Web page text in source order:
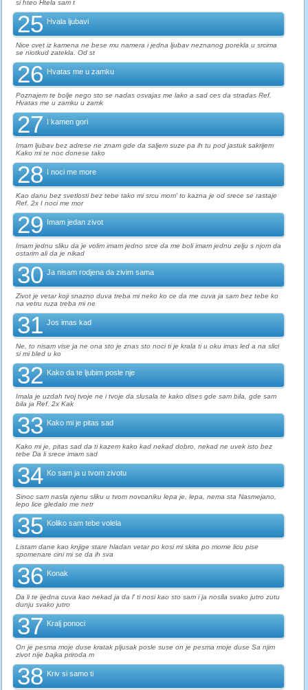
si hteo Htela sam t
25 Hvala ljubavi
Nice cvet iz kamena ne bese mu namera i jedna ljubav neznanog porekla u srcima
se niotkud zatekla. Od st
26 Hvatas me u zamku
Poznajem te bolje nego sto se nadas osvajas me lako a sad ces da stradas Ref.
Hvatas me u zamku u zamk
27 I kamen gori
Imam ljubav bez adrese ne znam gde da saljem suze pa ih tu pod jastuk sakrijem
Kako mi te noc donese tako
28 I noci me more
Kao danu bez svetlosti bez tebe tako mi srcu mom' to kazna je od srece se rastaje
Ref. 2x I noci me mor
29 Imam jedan zivot
Imam jednu sliku da je volim imam jedno srce da me boli imam jednu zelju s njom da
ostarim ali da je nikad
30 Ja nisam rodjena da zivim sama
Zivot je vetar koji snazno duva treba mi neko ko ce da me cuva ja sam bez tebe ko
na vetru ruza treba mi ne
31 Jos imas kad
Ne, to nisam vise ja ne ona sto je znas sto noci ti je krala ti u oku imas led a na slici
si mi bled u ko
32 Kako da te ljubim posle nje
Imala je uzdah tvoj tvoje ne i tvoje da slusala te kako dises gde sam bila, gde sam
bila ja Ref. 2x Kak
33 Kako mi je pitas sad
Kako mi je, pitas sad da ti kazem kako kad nekad dobro, nekad ne uvek isto bez
tebe Da li srece imam sad
34 Ko sam ja u tvom zivotu
Sinoc sam nasla njenu sliku u tvom novcaniku lepa je, lepa, nema sta Nasmejano,
lepo lice gledalo me netr
35 Koliko sam tebe volela
Listam dane kao knjige stare hladan vetar po kosi mi skita po mome licu pise
spomenare cini mi se da ih sva
36 Konak
Da li te ijedna cuva kao nekad ja da l' ti nosi kao sto sam i ja nosila svako jutro zutu
dunju svako jutro
37 Kralj ponoci
On je pesma moje duse kratak pljusak posle suse on je pesma moje duse Sa njim
zivot nije bajka priroda m
38 Kriv si samo ti